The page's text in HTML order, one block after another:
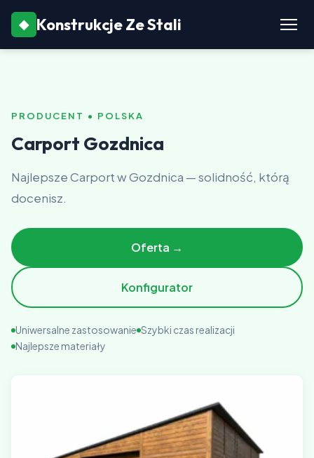
◆ Konstrukcje Ze Stali
PRODUCENT • POLSKA
Carport Gozdnica
Najlepsze Carport w Gozdnica — solidność, którą
docenisz.
Oferta →
Konfigurator
Uniwersalne zastosowanie Szybki czas realizacji
Najlepsze materiały